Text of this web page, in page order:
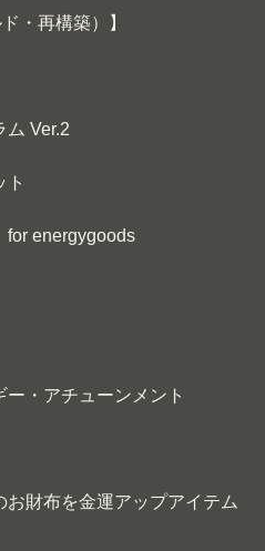
・再構築）】
ム Ver.2
ト
energygoods
・アチューンメント
財布を金運アップアイテム